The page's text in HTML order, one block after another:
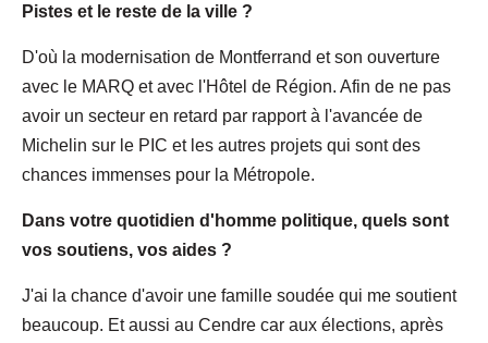
Pistes et le reste de la ville ?
D'où la modernisation de Montferrand et son ouverture
avec le MARQ et avec l'Hôtel de Région. Afin de ne pas
avoir un secteur en retard par rapport à l'avancée de
Michelin sur le PIC et les autres projets qui sont des
chances immenses pour la Métropole.
Dans votre quotidien d'homme politique, quels sont
vos soutiens, vos aides ?
J'ai la chance d'avoir une famille soudée qui me soutient
beaucoup. Et aussi au Cendre car aux élections, après